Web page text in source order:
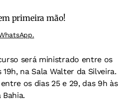
primeira mão!
será ministrado entre os
19h, na Sala Walter da Silveira.
os dias 25 e 29, das 9h às